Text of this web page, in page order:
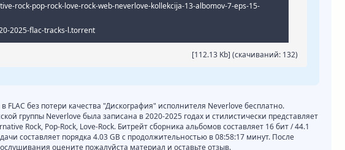
rock-pop-rock-love-rock-web-neverlove-kollekcija-13-albomov-7-eps-15-
2025-flac-tracks-l.torrent
[112.13 Kb] (cкачиваний: 132)
FLAC без потери качества "Дискография" исполнителя Neverlove бесплатно.
группы Neverlove была записана в 2020-2025 годах и стилистически представляет
Rock, Pop-Rock, Love-Rock. Битрейт сборника альбомов составляет 16 бит / 44.1
составляет порядка 4.03 GB с продолжительностью в 08:58:17 минут. После
оцените пожалуйста материал и оставьте отзыв.